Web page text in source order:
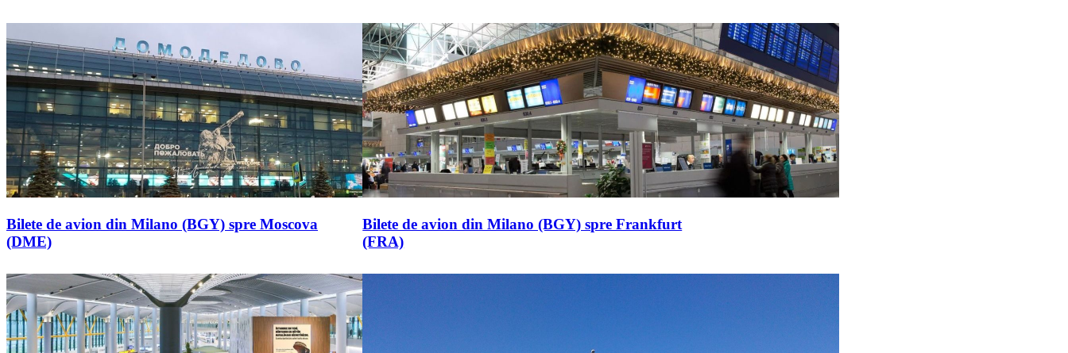
Bilete de avion din Milano (BGY) spre Moscova
(DME)
Bilete de avion din Milano (BGY) spre Frankfurt
(FRA)